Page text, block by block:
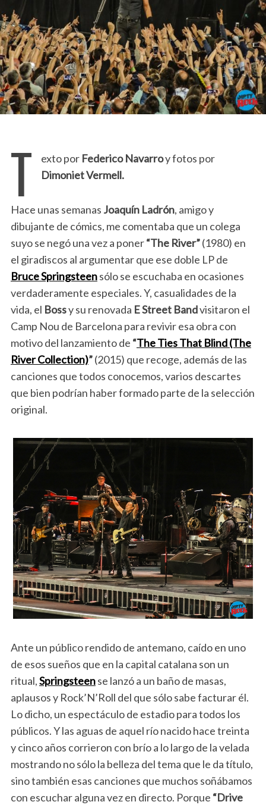
T exto por Federico Navarroy fotos por
Dimoniet Vermell.
Hace unas semanas Joaquín Ladrón, amigo y
dibujante de cómics, me comentaba que un colega
suyo se negó una vez a poner“The River”(1980) en
el giradiscos al argumentar que ese doble LP de
Bruce Springsteensólo se escuchaba en ocasiones
verdaderamente especiales. Y, casualidades de la
vida, el Bossy su renovada E Street Bandvisitaron el
Camp Nou de Barcelona para revivir esa obra con
motivo del lanzamiento de “The Ties That Blind (The
River Collection)”(2015) que recoge, además de las
canciones que todos conocemos, varios descartes
que bien podrían haber formado parte de la selección
original.
Ante un público rendido de antemano, caído en uno
de esos sueños que en la capital catalana son un
ritual,Springsteense lanzó a un baño de masas,
aplausos y Rock’N’Roll del que sólo sabe facturar él.
Lo dicho, un espectáculo de estadio para todos los
públicos. Y las aguas de aquel río nacido hace treinta
y cinco años corrieron con brío a lo largo de la velada
mostrando no sólo la belleza del tema que le da título,
sino también esas canciones que muchos soñábamos
con escuchar alguna vez en directo. Porque “Drive